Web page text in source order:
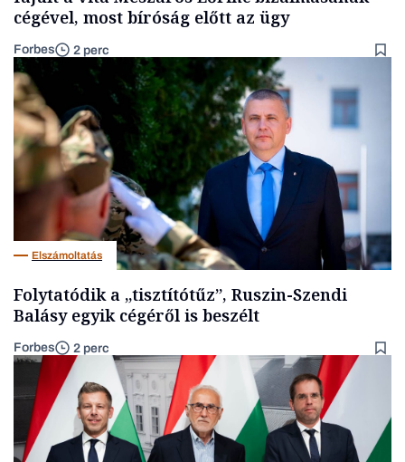
cégével, most bíróság előtt az ügy
Forbes 2 perc
Elszámoltatás
Folytatódik a „tisztítótűz”, Ruszin-Szendi
Balásy egyik cégéről is beszélt
Forbes 2 perc